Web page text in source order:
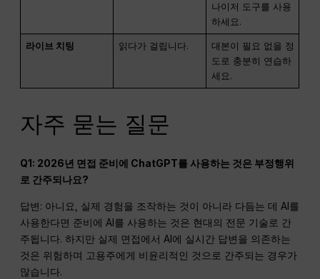
나이저 도구를 사용
하세요.
라이브 치팅 읽다가 걸립니다.
대본이 필요 없을 정
도로 충분히 연습하
세요.
자주 묻는 질문
Q1: 2026년 면접 준비에 ChatGPT를 사용하는 것은 부정행위
로 간주되나요?
답변: 아니요, 실제 경험을 조작하는 것이 아니라 다듬는 데 AI를
사용한다면 준비에 AI를 사용하는 것은 현대의 전문 기술로 간
주됩니다. 하지만 실제 면접에서 AI에 실시간 답변을 의존하는
것은 위험하며 고용주에게 비윤리적인 것으로 간주되는 경우가
많습니다.